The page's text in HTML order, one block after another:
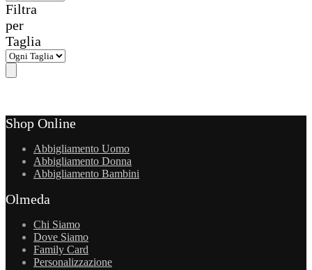
Filtra
per
Taglia
Shop Online
Abbigliamento Uomo
Abbigliamento Donna
Abbigliamento Bambini
Olmeda
Chi Siamo
Dove Siamo
Family Card
Personalizzazione